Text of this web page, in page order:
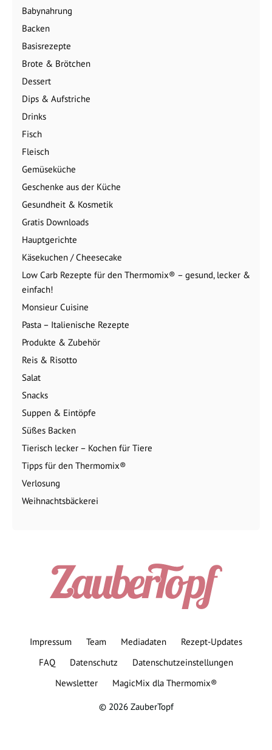
Babynahrung
Backen
Basisrezepte
Brote & Brötchen
Dessert
Dips & Aufstriche
Drinks
Fisch
Fleisch
Gemüseküche
Geschenke aus der Küche
Gesundheit & Kosmetik
Gratis Downloads
Hauptgerichte
Käsekuchen / Cheesecake
Low Carb Rezepte für den Thermomix® – gesund, lecker &
einfach!
Monsieur Cuisine
Pasta – Italienische Rezepte
Produkte & Zubehör
Reis & Risotto
Salat
Snacks
Suppen & Eintöpfe
Süßes Backen
Tierisch lecker – Kochen für Tiere
Tipps für den Thermomix®
Verlosung
Weihnachtsbäckerei
Impressum Team Mediadaten
Rezept-Updates
FAQ
Datenschutz
Datenschutzeinstellungen
Newsletter
MagicMix dla Thermomix®
© 2026 ZauberTopf